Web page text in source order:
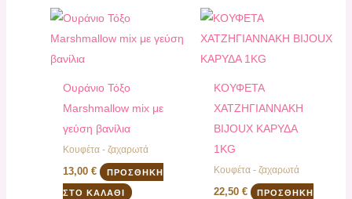
Ουράνιο Τόξο
Marshmallow mix με
γεύση βανίλια
Κουφέτα - ζαχαρωτά
13,00€ ΠΡΟΣΘΉΚΗ
ΣΤΟ ΚΑΛΆΘΙ
ΚΟΥΦΕΤΑ
ΧΑΤΖΗΓΙΑΝΝΑΚΗ
BIJOUX ΚΑΡΥΔΑ
1KG
Κουφέτα - ζαχαρωτά
22,50 € ΠΡΟΣΘΉΚΗ